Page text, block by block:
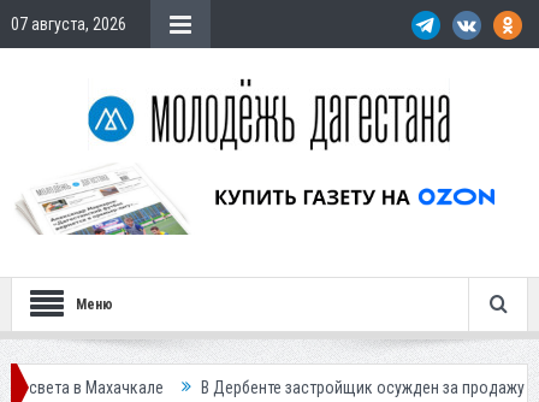
07 августа, 2026
Меню
В Дербенте застройщик осужден за продажу квартир